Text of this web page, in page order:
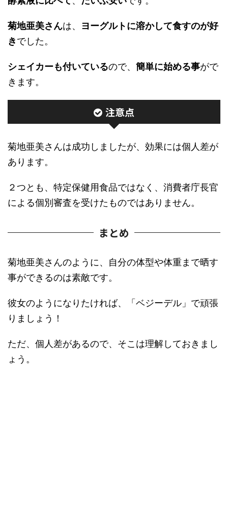
菊地亜美さんは、 ヨーグルトに溶かして食すのが好
きでした。
シェイカーも付いているので、 簡単に始める事がで
きます。
注意点
菊地亜美さんは成功しましたが、効果には個人差が
あります。
２つとも、特定保健用食品ではなく、消費者庁長官
による個別審査を受けたものではありません。
まとめ
菊地亜美さんのように、自分の体型や体重まで晒す
事ができるのは素敵です。
彼女のようになりたければ、「ベジーデル」で頑張
りましょう！
ただ、個人差があるので、そこは理解しておきまし
ょう。